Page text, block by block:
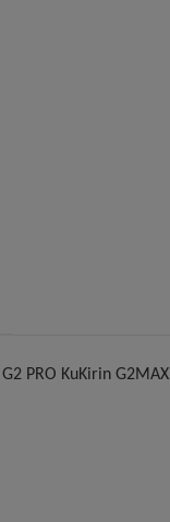
PRO KuKirin G2MAX